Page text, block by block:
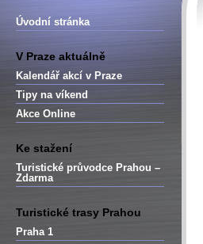
Úvodní stránka
V Praze aktuálně
Kalendář akcí v Praze
Tipy na víkend
Akce Online
Ke stažení
Turistické průvodce Prahou –
Zdarma
Turistické trasy Prahou
Praha 1